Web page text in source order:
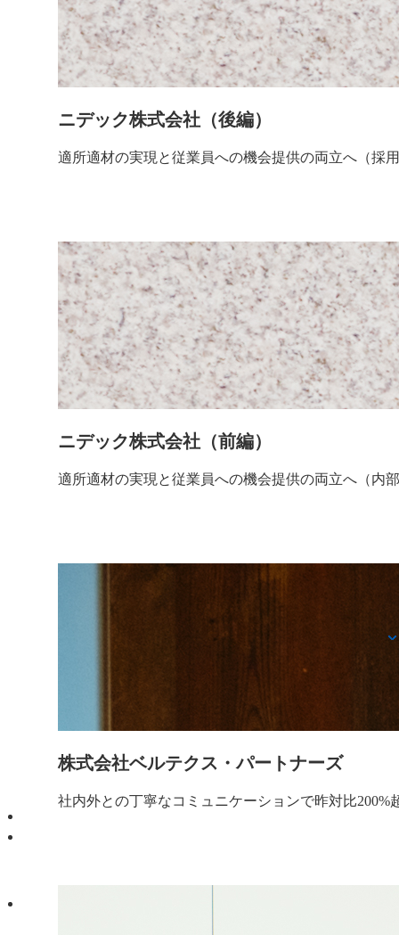
ニデック株式会社（後編）
適所適材の実現と従業員への機会提供の両立へ（採
ニデック株式会社（前編）
適所適材の実現と従業員への機会提供の両立へ（内
株式会社ベルテクス・パートナーズ
社内外との丁寧なコミュニケーションで昨対比200%